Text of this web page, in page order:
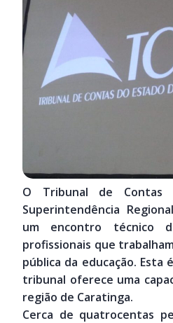
O Tribunal de
Superintendência
um encontro técnico
profissionais que
pública da educação. Esta
tribunal oferece uma
região de Caratinga.
Cerca de quatrocentas